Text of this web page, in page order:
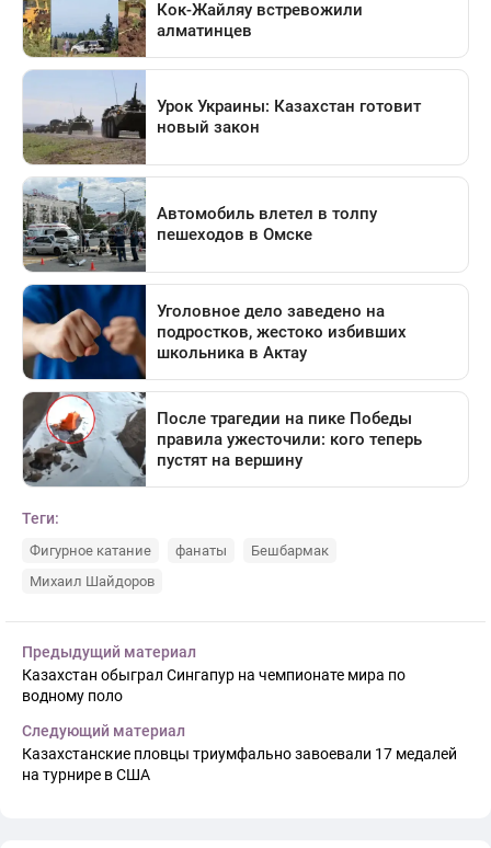
Теги:
Фигурное катание фанаты
Бешбармак
Михаил Шайдоров
Предыдущий материал
Казахстан обыграл Сингапур на чемпионате мира по
водному поло
Следующий материал
Казахстанские пловцы триумфально завоевали 17 медалей
на турнире в США